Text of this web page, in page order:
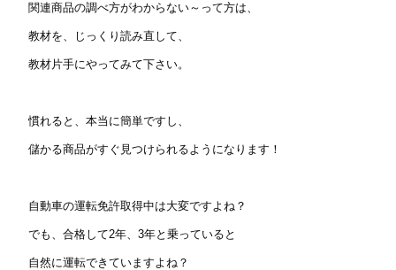
関連商品の調べ方がわからない～って方は、
教材を、じっくり読み直して、
教材片手にやってみて下さい。
慣れると、本当に簡単ですし、
儲かる商品がすぐ見つけられるようになります！
自動車の運転免許取得中は大変ですよね？
でも、合格して2年、3年と乗っていると
自然に運転できていますよね？